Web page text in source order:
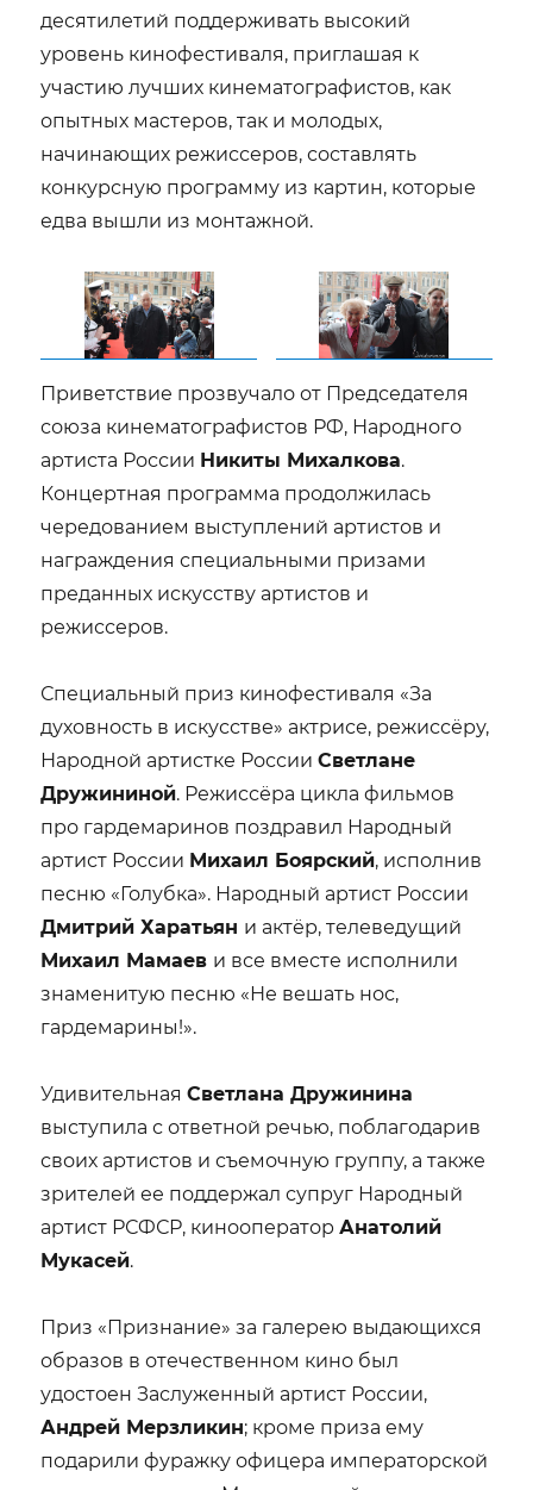
десятилетий поддерживать высокий
уровень кинофестиваля, приглашая к
участию лучших кинематографистов, как
опытных мастеров, так и молодых,
начинающих режиссеров, составлять
конкурсную программу из картин, которые
едва вышли из монтажной.
Приветствие прозвучало от Председателя
союза кинематографистов РФ, Народного
артиста России Никиты Михалкова.
Концертная программа продолжилась
чередованием выступлений артистов и
награждения специальными призами
преданных искусству артистов и
режиссеров.
Специальный приз кинофестиваля «За
духовность в искусстве» актрисе, режиссёру,
Народной артистке РоссииСветлане
Дружининой. Режиссёра цикла фильмов
про гардемаринов поздравил Народный
артист России Михаил Боярский, исполнив
песню «Голубка». Народный артист России
Дмитрий Харатьян и актёр, телеведущий
Михаил Мамаев и все вместе исполнили
знаменитую песню «Не вешать нос,
гардемарины!».
УдивительнаяСветлана Дружинина
выступила с ответной речью, поблагодарив
своих артистов и съемочную группу, а также
зрителей ее поддержал супруг Народный
артист РСФСР, кинооператорАнатолий
Мукасей.
Приз «Признание» за галерею выдающихся
образов в отечественном кино был
удостоен Заслуженный артист России,
Андрей Мерзликин; кроме приза ему
подарили фуражку офицера императорской